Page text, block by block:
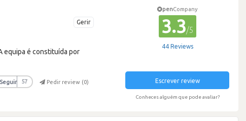
Gerir
equipa é constituída por
57 Pedir review (0)
penCompany
3.3/5
44 Reviews
Escrever review
Conheces alguém que pode avaliar?